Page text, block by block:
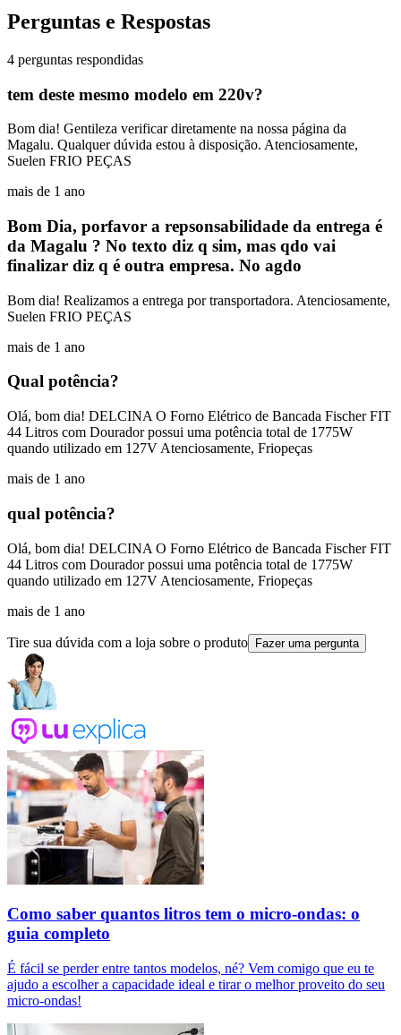
Perguntas e Respostas
4 perguntas respondidas
tem deste mesmo modelo em 220v?
Bom dia! Gentileza verificar diretamente na nossa página da
Magalu. Qualquer dúvida estou à disposição. Atenciosamente,
Suelen FRIO PEÇAS
mais de 1 ano
Bom Dia, porfavor a repsonsabilidade da entrega é
da Magalu ? No texto diz q sim, mas qdo vai
finalizar diz q é outra empresa. No agdo
Bom dia! Realizamos a entrega por transportadora. Atenciosamente,
Suelen FRIO PEÇAS
mais de 1 ano
Qual potência?
Olá, bom dia! DELCINA O Forno Elétrico de Bancada Fischer FIT
44 Litros com Dourador possui uma potência total de 1775W
quando utilizado em 127V Atenciosamente, Friopeças
mais de 1 ano
qual potência?
Olá, bom dia! DELCINA O Forno Elétrico de Bancada Fischer FIT
44 Litros com Dourador possui uma potência total de 1775W
quando utilizado em 127V Atenciosamente, Friopeças
mais de 1 ano
Tire sua dúvida com a loja sobre o produto Fazer uma pergunta
Como saber quantos litros tem o micro-ondas: o
guia completo
É fácil se perder entre tantos modelos, né? Vem comigo que eu te
ajudo a escolher a capacidade ideal e tirar o melhor proveito do seu
micro-ondas!